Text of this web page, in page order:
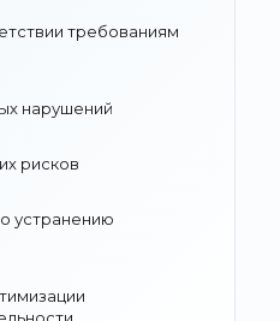
требованиям
нарушений
рисков
устранению